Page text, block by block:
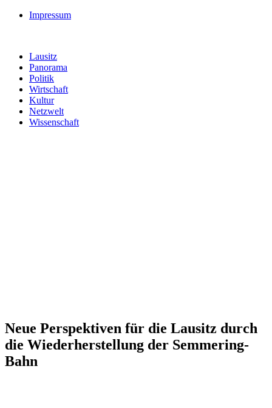
Impressum
Lausitz
Panorama
Politik
Wirtschaft
Kultur
Netzwelt
Wissenschaft
Neue Perspektiven für die Lausitz durch
die Wiederherstellung der Semmering-
Bahn